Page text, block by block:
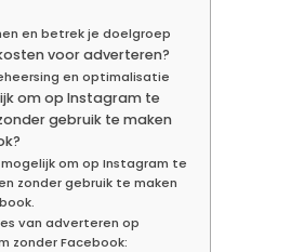
en betrek je doelgroep
voor adverteren?
en optimalisatie
om op Instagram te
gebruik te maken
om op Instagram te
zonder gebruik te maken
van adverteren op
zonder Facebook: